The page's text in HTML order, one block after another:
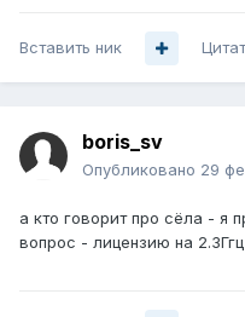
Вставить ник
boris_sv
Опубликовано 29
а кто говорит про сёла - я
вопрос - лицензию на